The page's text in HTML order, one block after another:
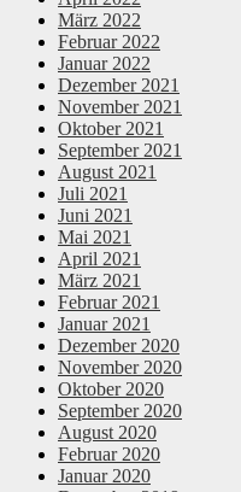
März 2022
Februar 2022
Januar 2022
Dezember 2021
November 2021
Oktober 2021
September 2021
August 2021
Juli 2021
Juni 2021
Mai 2021
April 2021
März 2021
Februar 2021
Januar 2021
Dezember 2020
November 2020
Oktober 2020
September 2020
August 2020
Februar 2020
Januar 2020